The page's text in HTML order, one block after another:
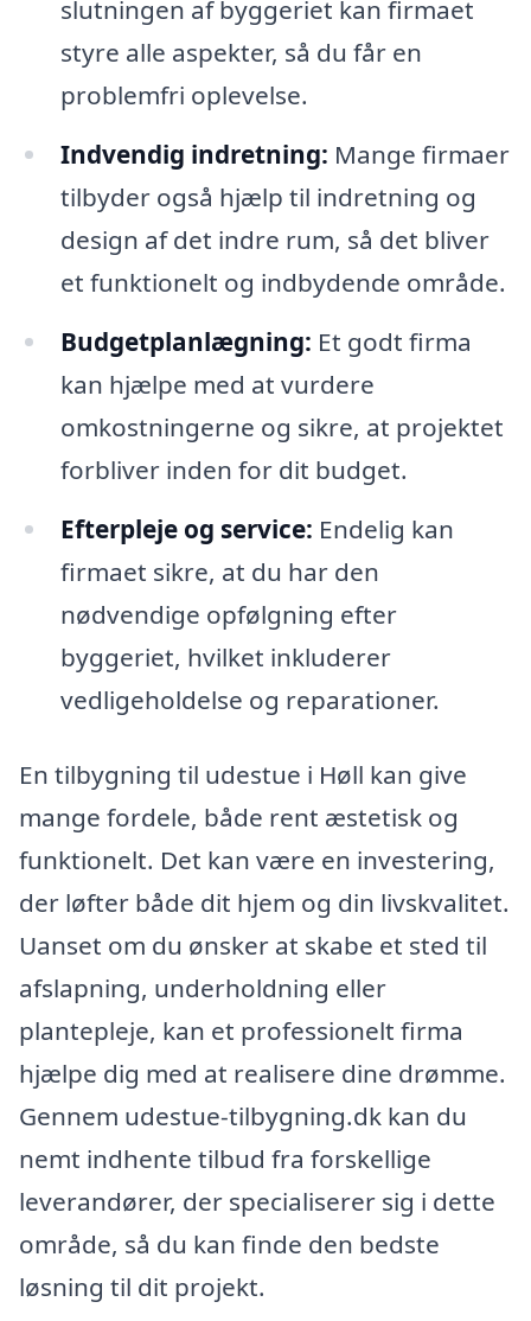
slutningen af byggeriet kan firmaet
styre alle aspekter, så du får en
problemfri oplevelse.
Indvendig indretning: Mange firmaer
tilbyder også hjælp til indretning og
design af det indre rum, så det bliver
et funktionelt og indbydende område.
Budgetplanlægning: Et godt firma
kan hjælpe med at vurdere
omkostningerne og sikre, at projektet
forbliver inden for dit budget.
Efterpleje og service: Endelig kan
firmaet sikre, at du har den
nødvendige opfølgning efter
byggeriet, hvilket inkluderer
vedligeholdelse og reparationer.
En tilbygning til udestue i Høll kan give
mange fordele, både rent æstetisk og
funktionelt. Det kan være en investering,
der løfter både dit hjem og din livskvalitet.
Uanset om du ønsker at skabe et sted til
afslapning, underholdning eller
plantepleje, kan et professionelt firma
hjælpe dig med at realisere dine drømme.
Gennem udestue-tilbygning.dk kan du
nemt indhente tilbud fra forskellige
leverandører, der specialiserer sig i dette
område, så du kan finde den bedste
løsning til dit projekt.